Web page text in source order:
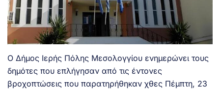
Ο Δήμος Ιερής Πόλης Μεσολογγίου ενημερώνει τους
δημότες που επλήγησαν από τις έντονες
βροχοπτώσεις που παρατηρήθηκαν χθες Πέμπτη, 23